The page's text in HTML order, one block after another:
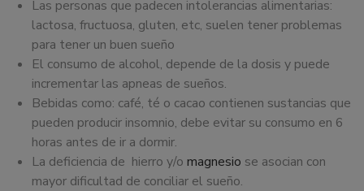
Las personas que padecen intolerancias alimentarias:
lactosa, fructuosa, gluten, etc, suelen tener problemas
para tener un buen sueño
El consumo de alcohol, depende de la dosis y puede
incrementar las apneas de sueños.
Bebidas como: café, té o cacao contienen sustancias que
pueden producir insomnio, debe evitar su consumo en 6
horas antes de ir a dormir.
La deficiencia de hierro y/o magnesio se asocian con
mayor dificultad de conciliar el sueño.